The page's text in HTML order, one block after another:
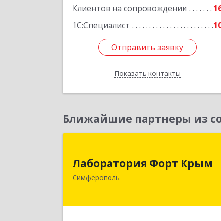
Клиентов на сопровождении
1С:Специалист
Отправить заявку
Показать контакты
Отправить заявку
Назад
Ближайшие партнеры из
Лаборатория Форт Крым
Симферополь
295034, Крым Респ, Симферополь г,
Киевская ул, дом № 79, оф.902